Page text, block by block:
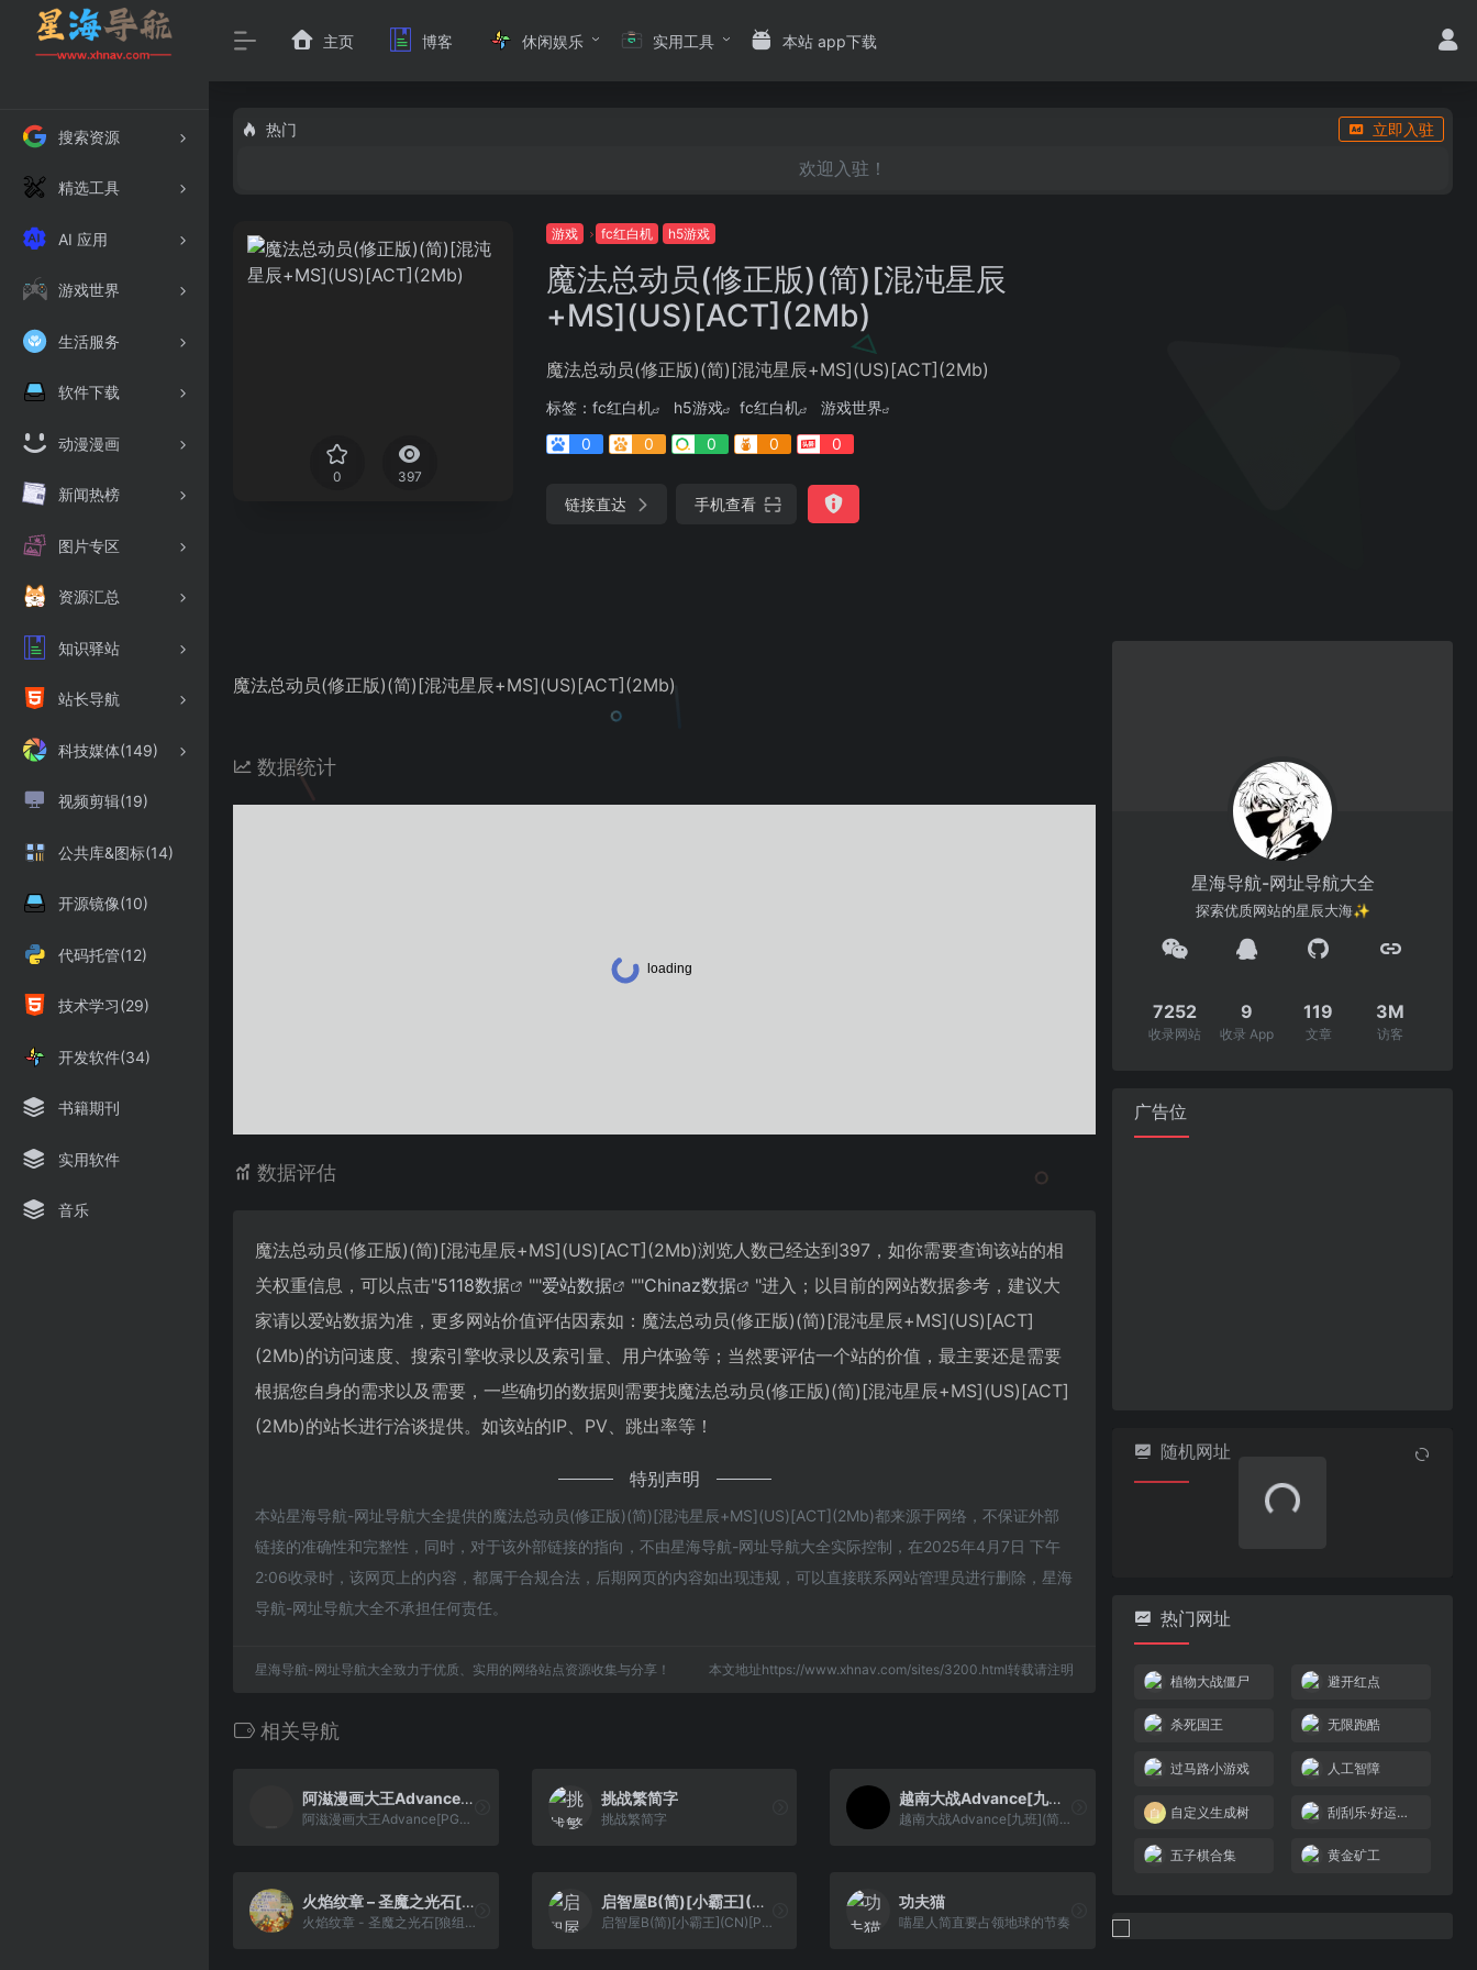
搜索资源
精选工具
AI 应用
游戏世界
生活服务
软件下载
动漫漫画
新闻热榜
图片专区
资源汇总
知识驿站
站长导航
科技媒体(149)
视频剪辑(19)
公共库&图标(14)
开源镜像(10)
代码托管(12)
技术学习(29)
开发软件(34)
书籍期刊
实用软件
音乐
主页 博客 休闲娱乐 实用工具 本站 app下载
热门 立即入驻
欢迎入驻！
0 397
游戏 fc红白机 h5游戏
魔法总动员(修正版)(简)[混沌星辰
+MS](US)[ACT](2Mb)
魔法总动员(修正版)(简)[混沌星辰+MS](US)[ACT](2Mb)
标签： fc红白机 h5游戏 fc红白机
游戏世界
0
0 0 0 0
链接直达 手机查看
魔法总动员(修正版)(简)[混沌星辰+MS](US)[ACT](2Mb)
数据统计
数据评估
魔法总动员(修正版)(简)[混沌星辰+MS](US)[ACT](2Mb)浏览人数已经达到397，如你需要查询该站的相
关权重信息，可以点击"5118数据 ""爱站数据 ""Chinaz数据
"进入；以目前的网站数据参考，建议大
家请以爱站数据为准，更多网站价值评估因素如：魔法总动员(修正版)(简)[混沌星辰+MS](US)[ACT]
(2Mb)的访问速度、搜索引擎收录以及索引量、用户体验等；当然要评估一个站的价值，最主要还是需要
根据您自身的需求以及需要，一些确切的数据则需要找魔法总动员(修正版)(简)[混沌星辰+MS](US)[ACT]
(2Mb)的站长进行洽谈提供。如该站的IP、PV、跳出率等！
特别声明
本站星海导航-网址导航大全提供的魔法总动员(修正版)(简)[混沌星辰+MS](US)[ACT](2Mb)都来源于网络，不保证外部
链接的准确性和完整性，同时，对于该外部链接的指向，不由星海导航-网址导航大全实际控制，在2025年4月7日 下午
2:06收录时，该网页上的内容，都属于合规合法，后期网页的内容如出现违规，可以直接联系网站管理员进行删除，星海
导航-网址导航大全不承担任何责任。
星海导航-网址导航大全致力于优质、实用的网络站点资源收集与分享！ 本文地址https://www.xhnav.com/sites/3200.html转载请注明
相关导航
阿滋漫画大王Advance[PGCG](简)(JP)(64Mb)
阿滋漫画大王Advance[PGCG](简)(JP)(64Mb)
挑战繁简字
挑战繁简字
越南大战Advance[九班](简)(JP)(64Mb)
越南大战Advance[九班](简)(JP)(64Mb)
火焰纹章 – 圣魔之光石[狼组+火花天龙剑+李采叶叶](汉化+中文语音2.0)(简)(JP)(136Mb)
火焰纹章 - 圣魔之光石[狼组+火花天龙剑+李采叶叶](汉化+中文语音2.0)(简)(JP)(136Mb)
启智屋B(简)[小霸王](CN)[PUZ](2Mb)
启智屋B(简)[小霸王](CN)[PUZ](2Mb)
功夫猫
喵星人简直要占领地球的节奏
星海导航-网址导航大全
探索优质网站的星辰大海✨
7252
收录网站
9
收录 App
119
文章
3M
访客
广告位
随机网址
热门网址